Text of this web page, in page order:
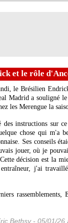
et le rôle
le Brésilien
Madrid a souligné
les Merengue la
instructions sur
chose qui m'a
Ses conseils
jouer, où je
décision est la
j'ai
rassemblements,
Bethsy - 05/01/26